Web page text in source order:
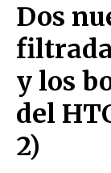
Dos
y los
del
2)